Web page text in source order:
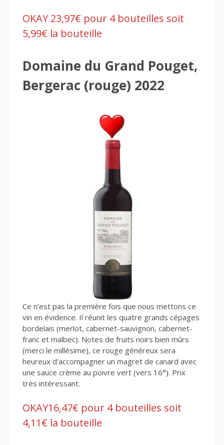
OKAY 23,97€ pour 4 bouteilles soit
5,99€ la bouteille
Domaine du Grand Pouget,
Bergerac (rouge) 2022
Ce n’est pas la première fois que nous mettons ce
vin en évidence. Il réunit les quatre grands cépages
bordelais (merlot, cabernet-sauvignon, cabernet-
franc et malbec). Notes de fruits noirs bien mûrs
(merci le millésime), ce rouge généreux sera
heureux d’accompagner un magret de canard avec
une sauce crème au poivre vert (vers 16°). Prix
très intéressant.
OKAY16,47€ pour 4 bouteilles soit
4,11€ la bouteille